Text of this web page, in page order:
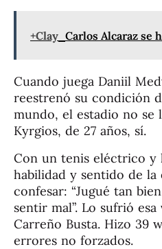
+Clay Carlos Alcaraz se
Cuando juega Daniil
reestrenó su condición
mundo, el estadio no se
Kyrgios, de 27 años, sí.
Con un tenis eléctrico y
habilidad y sentido de
confesar: “Jugué tan
sentir mal”. Lo sufrió
Carreño Busta. Hizo 39
errores no forzados.